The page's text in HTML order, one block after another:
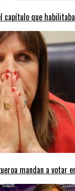
capítulo que
mandan a votar